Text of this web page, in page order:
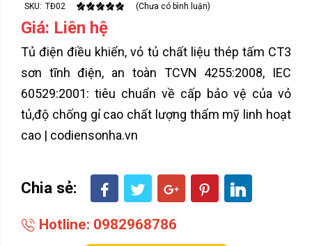
SKU: TĐ02 (Chưa có bình luận)
Giá: Liên hệ
Tủ điện điều khiển, vỏ tủ chất liệu thép tấm CT3
sơn tĩnh điện, an toàn TCVN 4255:2008, IEC
60529:2001: tiêu chuẩn về cấp bảo vệ của vỏ
tủ,độ chống gỉ cao chất lượng thẩm mỹ linh hoạt
cao | codiensonha.vn
Chia sẻ:
Hotline: 0982968786